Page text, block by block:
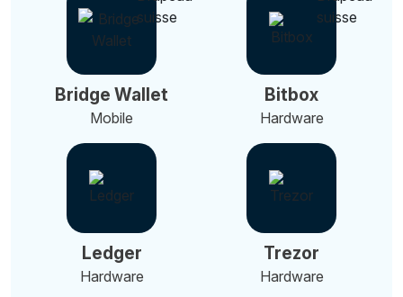
Bridge Wallet
Mobile
Bitbox
Hardware
Ledger
Hardware
Trezor
Hardware